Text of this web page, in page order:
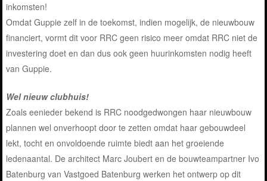
inkomsten!
Omdat Guppie zelf in de toekomst, indien mogelijk, de nieuwbouw
financiert, vormt dit voor RRC geen risico meer omdat RRC niet de
investering doet en dan dus ook geen huurinkomsten nodig heeft
van Guppie.
Wel nieuw clubhuis!
Zoals eenieder bekend is RRC noodgedwongen haar nieuwbouw
plannen wel onverhoopt door te zetten omdat haar gebouwdeel
lekt, tocht en onvoldoende ruimte biedt aan het groeiende
ledenaantal. De architect Marc Joubert en de bouwteampartner Ivo
Batenburg van Vastgoed Batenburg werken het ontwerp op dit